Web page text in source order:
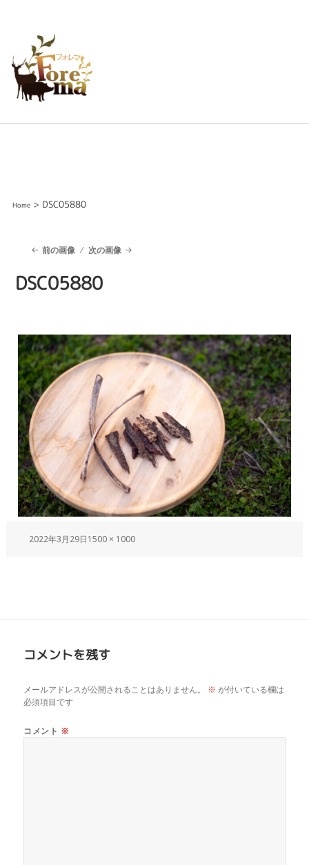
Home> DSC05880
前の画像 次の画像
DSC05880
2022年3月29日1500 × 1000
コメントを残す
メールアドレスが公開されることはありません。 ※ が付いている欄は
必須項目です
コメント ※